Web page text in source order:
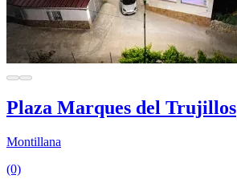
Plaza Marques del Trujillos
Montillana
(0)